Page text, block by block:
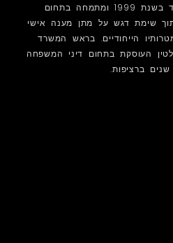
משרד עו"ד אונגר – לטין נוסד בשנת 1999 ומתמחה בתחום
שימת דגש על מתן מענה אישי
הייחודיים. בראש המשרד
העוסקת בתחום דיני המשפחה